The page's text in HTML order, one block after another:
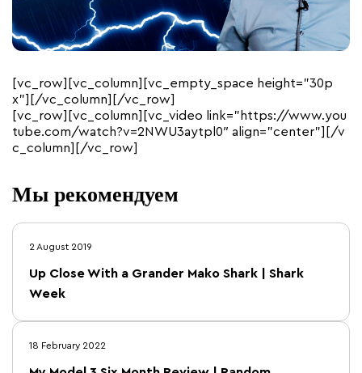
[vc_row][vc_column][vc_empty_space height=”30p
x”][/vc_column][/vc_row]
[vc_row][vc_column][vc_video link=”https://www.you
tube.com/watch?v=2NWU3aytpl0″ align=”center”][/v
c_column][/vc_row]
Мы рекомендуем
2 August 2019
Up Close With a Grander Mako Shark | Shark
Week
18 February 2022